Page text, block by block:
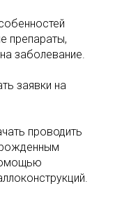
препараты,
заболевание.
заявки на
проводить